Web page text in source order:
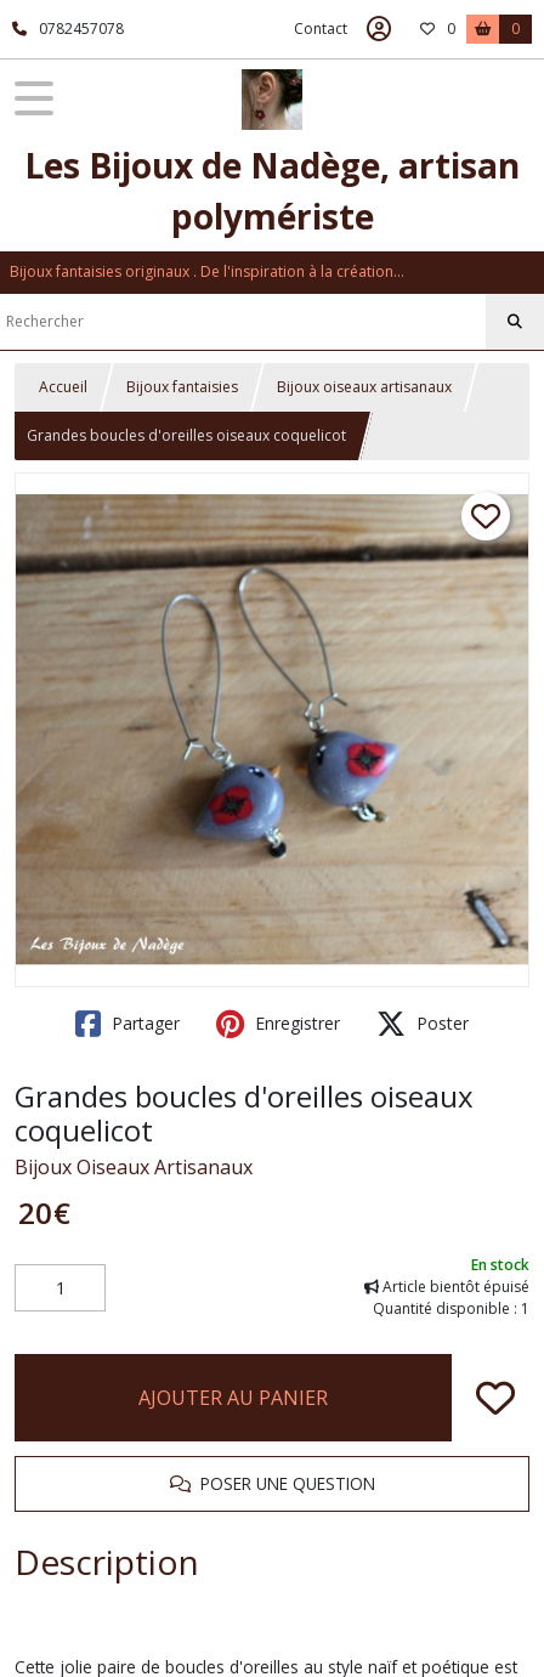
0782457078 Contact 0 0
Les Bijoux de Nadège, artisan
polymériste
Bijoux fantaisies originaux . De l'inspiration à la création...
Accueil Bijoux fantaisies Bijoux oiseaux artisanaux
Grandes boucles d'oreilles oiseaux coquelicot
Partager Enregistrer Poster
Grandes boucles d'oreilles oiseaux
coquelicot
Bijoux Oiseaux Artisanaux
20€
En stock
Article bientôt épuisé
Quantité disponible : 1
AJOUTER AU PANIER
POSER UNE QUESTION
Description
Cette jolie paire de boucles d'oreilles au style naïf et poétique est